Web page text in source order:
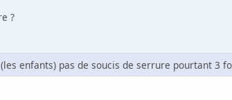
?
enfants) pas de soucis de serrure pourtant 3